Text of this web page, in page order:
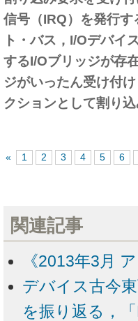
信号（IRQ）を発行
ト・バス，I/Oデバイ
するI/Oブリッジが存
ジがいったん受け付
クションとして割り
« 1 2 3 4 5 6
関連記事
《2013年3月
デバイス古今
を振り返る，